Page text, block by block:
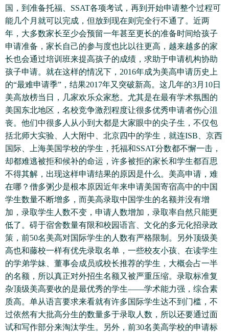
国，到准备托福、SSAT各项考试，再到开始申请整个过程可
能几个月就可以完成，但放到现在则完全行不通了。近两
年，大多数家长至少会预留一年甚至更长的准备时间给孩子
申请准备，家长自己的参与度也比以往更高，越来越多的家
长也会通过培训班来提高孩子的成绩，求助于申请机构协助
孩子申请。就在这样的情况下，2016年成为美高申请历史上
的“最难申请季”，结果2017年又突破新高。这几年的3月10日
美高放榜当日，几家欢乐众家愁。尤其是在最有学术氛围的
美国东北地区，名校竞争激烈程度让很多优秀申请者伤心沮
丧。他们中很多人从小到大都是大家眼中的尖子生，不仅包
括北师大实验、人大附中、北京四中的学生，就连ISB、京西
国际、上海美国学校的学生，托福和SSAT分数都不懈一击，
却都难逃被拒和候补的命运，许多被拒的家长和学生都百思
不得其解，出现这样申请结果的原因是什么。美高申请，难
在哪？僧多粥少是根本原因近年来申请美国寄宿高中的中国
学生数量不断增多，而美高录取中国学生的名额并没有增
加，录取学生人数不变，申请人数增加，录取率自然只能更
低了。碍于宿舍数量有限和校园语言、文化的多元化招录政
策，前50名美高对国际学生的人数有严格限制。另外顶级美
高也和藤校一样有优先录取名单，一些校友小孩、在读学生
的学弟学妹、董事会成员或校长推荐的学生，大概会占一半
的名额，所以真正对外招生名额又被严重压缩。录取标准复
杂顶级美高要收的是最优秀的学生——学术能力强，综合素
质高。单从语言要求来看就有许多国际学生达不到门槛，不
过依然有大批高分生的数量多于录取人数，所以还要通过面
试和写作部分来淘汰学生。另外，前30名美高学校的申请标